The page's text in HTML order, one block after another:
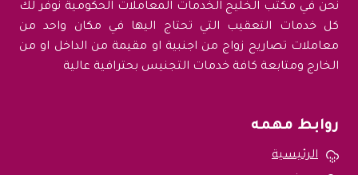
نحن في مكتب الخليج الخدمات المعاملات الحكومية نوفر لك
كل خدمات التعقيب التي تحتاج اليها في مكان واحد من
معاملات تصاريح زواج من اجنبية او مقيمة من الداخل او من
الخارج ومتابعة كافة خدمات التجنيس بحترافية عالية
روابط مهمه
الرئيسية